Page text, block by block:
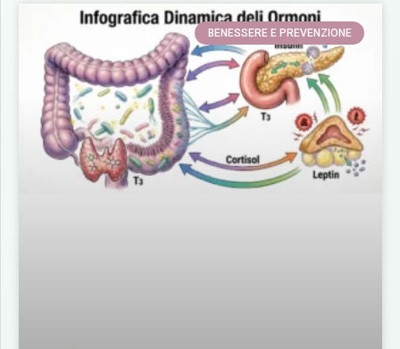
BENESSERE E PREVENZIONE